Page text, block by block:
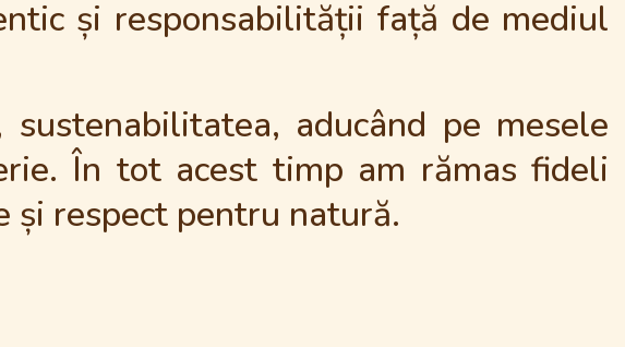
și responsabilității față de mediul
aducând pe mesele
În tot acest timp am rămas fideli
respect pentru natură.